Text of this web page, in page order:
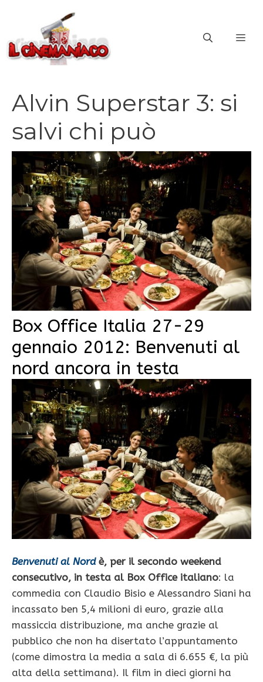
contenuto
Alvin Superstar 3: si
salvi chi può
Box Office Italia 27-29
gennaio 2012: Benvenuti al
nord ancora in testa
Benvenuti al Nordè, per il secondo weekend
consecutivo, in testa al Box Office italiano: la
commedia con Claudio Bisio e Alessandro Siani ha
incassato ben 5,4 milioni di euro, grazie alla
massiccia distribuzione, ma anche grazie al
pubblico che non ha disertato l’appuntamento
(come dimostra la media a sala di 6.655 €, la più
alta della settimana). Il film in dieci giorni ha